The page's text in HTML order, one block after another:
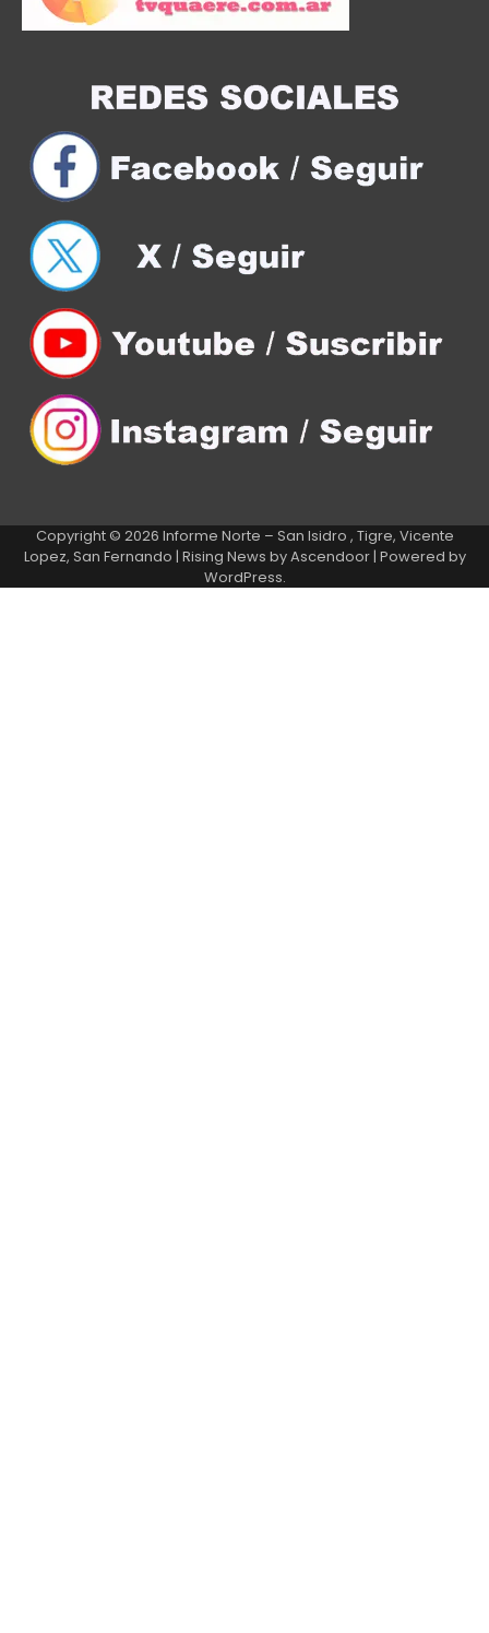
Copyright © 2026 Informe Norte – San Isidro , Tigre, Vicente
Lopez, San Fernando | Rising News byAscendoor| Powered by
WordPress.